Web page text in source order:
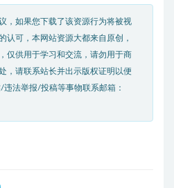
，如果您下载了该资源行为将被视
认可，本网站资源大都来自原创，
仅供用于学习和交流，请勿用于商
，请联系站长并出示版权证明以便
法举报/投稿等事物联系邮箱：